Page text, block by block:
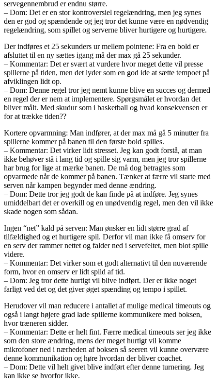
servegennembrud er endnu større.
– Dom: Det er en stor kontroversiel regelændring, men jeg synes
den er god og spændende og jeg tror det kunne være en nødvendig
regelændring, som spillet og serverne bliver hurtigere og hurtigere.
Der indføres et 25 sekunders ur mellem pointene: Fra en bold er
afsluttet til en ny sættes igang må der max gå 25 sekunder.
– Kommentar: Det er svært at vurdere hvor meget dette vil presse
spillerne på tiden, men det lyder som en god ide at sætte tempoet på
afviklingen lidt op.
– Dom: Denne regel tror jeg nemt kunne blive en succes og dermed
en regel der er nem at implementere. Spørgsmålet er hvordan det
bliver målt. Med skudur som i basketball og hvad konsekvensen er
for at trække tiden??
Kortere opvarmning: Man indfører, at der max må gå 5 minutter fra
spillerne kommer på banen til den første bold spilles.
– Kommentar: Det virker lidt stresset. Jeg kan godt forstå, at man
ikke behøver stå i lang tid og spille sig varm, men jeg tror spillerne
har brug for lige at mærke banen. De må dog betragtes som
opvarmede når de kommer på banen. Tænker at færre vil starte med
serven når kampen begynder med denne ændring.
– Dom: Dette tror jeg godt de kan finde på at indføre. Jeg synes
umiddelbart det er overkill og en unødvendig regel, men den vil ikke
skade nogen som sådan.
Ingen “net” kald på serven: Man ønsker en lidt større grad af
tilfældighed og et hurtigere spil. Derfor vil man ikke få omserv for
en serv der rammer nettet og falder ned i servefeltet, men blot spille
videre.
– Kommentar: Det virker som et godt alternativt til den nuværende
form, hvor en omserv er lidt spild af tid.
– Dom: Jeg tror dette hurtigt vil blive indført. Der er ikke noget
farligt ved det og det giver øget spænding og tempo i spillet.
Herudover vil man reducere i antallet af mulige medical timeouts og
også i langt højere grad lade spillerne kommunikere med boksen,
hvor træneren sidder.
– Kommentar: Dette er helt fint. Færre medical timeouts ser jeg ikke
som den store ændring, mens der meget hurtigt vil komme
mikrofoner ned i nærheden af boksen så seeren vil kunne overvære
denne kommunikation og høre hvordan der bliver coachet.
– Dom: Dette vil helt givet blive indført efter denne turnering. Jeg
kan ikke se hvorfor ikke.